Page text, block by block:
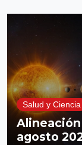
Salud y Ciencia
Alineación
agosto